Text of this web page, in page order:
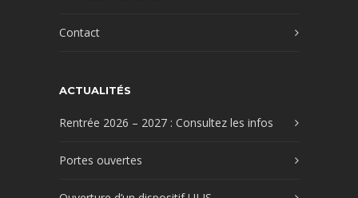
Contact
ACTUALITÉS
Rentrée 2026 – 2027 : Consultez les infos
Portes ouvertes